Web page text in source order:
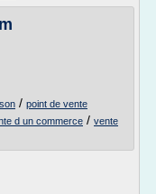
/ point de vente
d un commerce / vente